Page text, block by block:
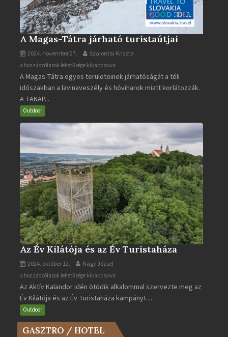
A Magas-Tátra járható turistaútjai
2024. november 27. Szalontai Kriszta
A
Magas-
Tátra
járható
turistaútjai
a hozzászólások lehetősége kikapcsolva
A Magas-Tátra egyes területeinek járhatóságát a téli
időszakban a lavinaveszély és hóviharok miatt korlátozzák.
A TANAP...
Outdoor
Az Év Kilátója és az Év Turistaháza
2024. október 12. Nagy József
Az
Év
Kilátója
és
az
Év
a hozzászólások lehetősége kikapcsolva
Az Aktív Kalandor idén ötödik alkalommal szervezte meg az
Év Kilátója és az Év Turistaháza kampányt....
Outdoor
GASZTRO / HOTEL